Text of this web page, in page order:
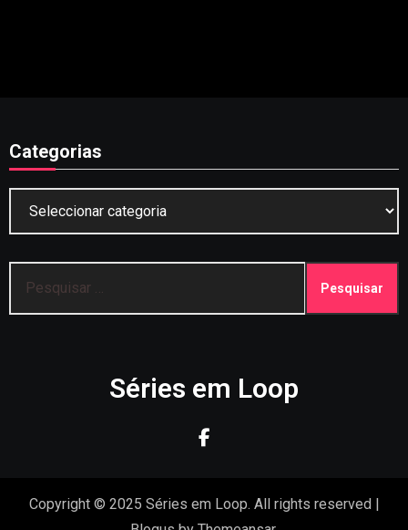
Categorias
por:
Séries em Loop
Copyright © 2025 Séries em Loop. All rights reserved |